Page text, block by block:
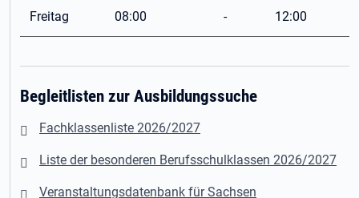
Freitag 08:00 - 12:00
Begleitlisten zur Ausbildungssuche
Fachklassenliste 2026/2027
Liste der besonderen Berufsschulklassen 2026/2027
Veranstaltungsdatenbank für Sachsen